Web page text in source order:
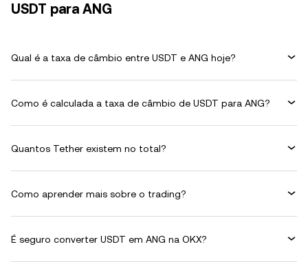
USDT para ANG
Qual é a taxa de câmbio entre USDT e ANG hoje?
Como é calculada a taxa de câmbio de USDT para ANG?
Quantos Tether existem no total?
Como aprender mais sobre o trading?
É seguro converter USDT em ANG na OKX?